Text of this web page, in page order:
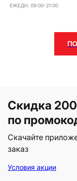
ЕЖЕДН. 09:00-21:00
Скидка
по
Скачайте
заказ
Условия акции